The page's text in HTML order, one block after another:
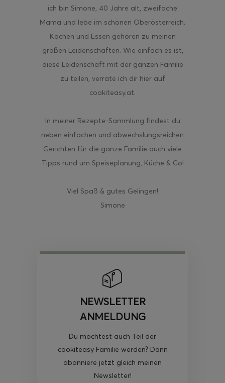
ich bin Simone, 40 Jahre alt, zweifache
Mama und lebe im schönen Oberösterreich.
Kochen und Essen gehören zu meinen
großen Leidenschaften. Wie einfach es ist,
diese Leidenschaft mit der ganzen Familie
zu teilen, verrate ich dir hier auf
cookiteasy.at.
In meiner Rezepte-Sammlung findest du
neben einfachen und abwechslungsreichen
Gerichten für die ganze Familie auch viele
Tipps rund um Speiseplanung, Küche & Co!
Viel Spaß & gutes Gelingen!
Simone
NEWSLETTER
ANMELDUNG
Du möchtest auch Teil der
cookiteasy Familie werden? Dann
abonniere jetzt gleich meinen
Newsletter!